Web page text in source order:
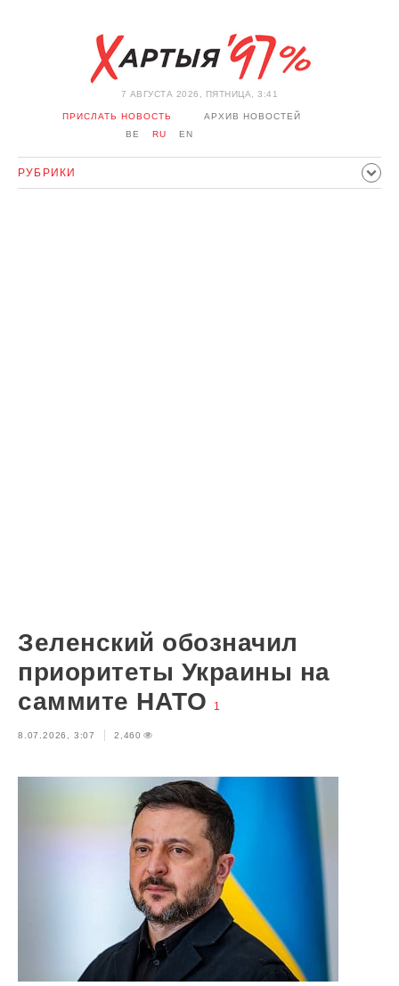
7 АВГУСТА 2026, ПЯТНИЦА, 3:41
ПРИСЛАТЬ НОВОСТЬ
АРХИВ НОВОСТЕЙ
BE
RU EN
РУБРИКИ
Зеленский обозначил
приоритеты Украины на
саммите НАТО
1
8.07.2026, 3:07 2,460